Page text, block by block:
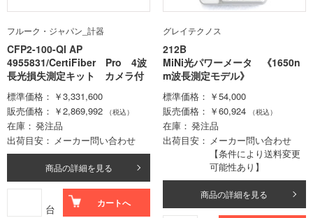
フルーク・ジャパン_計器
CFP2-100-QI AP
4955831/CertiFiber Pro 4波
長光損失測定キット カメラ付
標準価格
￥3,331,600
販売価格
￥2,869,992 （税込）
在庫
発注品
出荷目安
メーカー問い合わせ
商品の詳細を見る
台 カートへ
グレイテクノス
212B
MiNi光パワーメータ 《1650n
m波長測定モデル》
標準価格
￥54,000
販売価格
￥60,924 （税込）
在庫
発注品
出荷目安
メーカー問い合わせ
【条件により送料変更
可能性あり】
商品の詳細を見る